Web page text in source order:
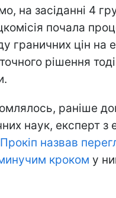
на засіданні 4
почала
граничних цін на
рішення
раніше
наук, експерт з
Прокіп назвав
кроком у